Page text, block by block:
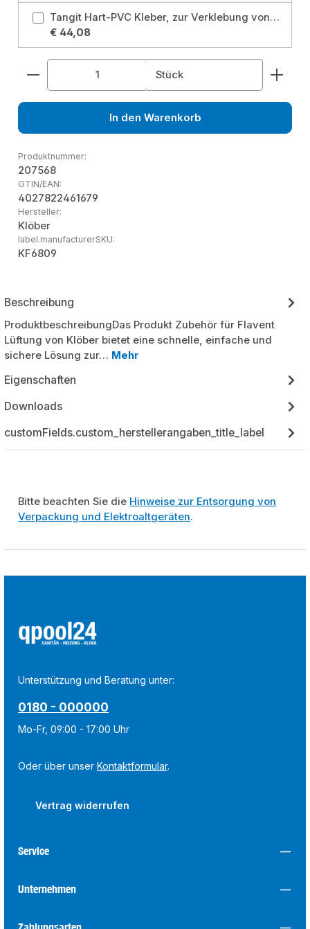
Tangit Hart-PVC Kleber, zur Verklebung von Hart-PVC Verbindungen
€ 44,08
Produkt Anzahl: Gib den gewünschten Wert
Stück
In den Warenkorb
Produktnummer:
207568
GTIN/EAN:
4027822461679
Hersteller:
Klöber
label.manufacturerSKU:
KF6809
Beschreibung
ProduktbeschreibungDas Produkt Zubehör für Flavent
Lüftung von Klöber bietet eine schnelle, einfache und
sichere Lösung zur… Mehr
Eigenschaften
Downloads
customFields.custom_herstellerangaben_title_label
Bitte beachten Sie die Hinweise zur Entsorgung von
Verpackung und Elektroaltgeräten.
Unterstützung und Beratung unter:
0180 - 000000
Mo-Fr, 09:00 - 17:00 Uhr
Oder über unserKontaktformular.
Vertrag widerrufen
Service
Unternehmen